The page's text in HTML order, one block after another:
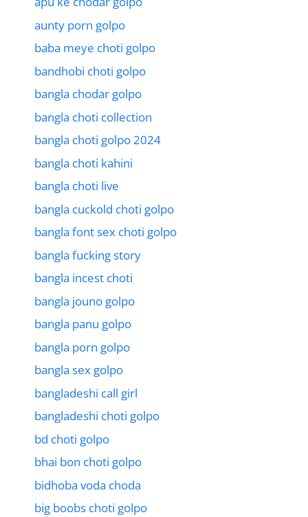
aunty porn golpo
baba meye choti golpo
bandhobi choti golpo
bangla chodar golpo
bangla choti collection
bangla choti golpo 2024
bangla choti kahini
bangla choti live
bangla cuckold choti golpo
bangla font sex choti golpo
bangla fucking story
bangla incest choti
bangla jouno golpo
bangla panu golpo
bangla porn golpo
bangla sex golpo
bangladeshi call girl
bangladeshi choti golpo
bd choti golpo
bhai bon choti golpo
bidhoba voda choda
big boobs choti golpo